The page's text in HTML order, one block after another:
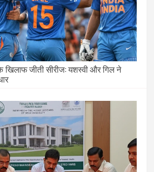
खिलाफ जीती सीरीज: यशस्वी और गिल ने